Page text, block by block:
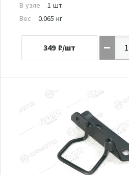
В узле
1 шт.
Вес
0.065 кг
349 ₽/шт